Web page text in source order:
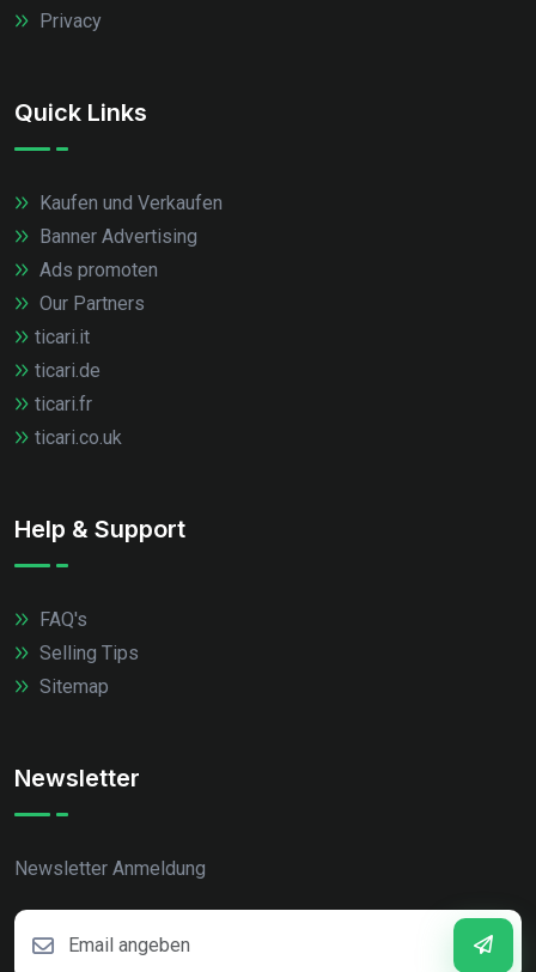
Privacy
Quick Links
Kaufen und Verkaufen
Banner Advertising
Ads promoten
Our Partners
ticari.it
ticari.de
ticari.fr
ticari.co.uk
Help & Support
FAQ's
Selling Tips
Sitemap
Newsletter
Newsletter Anmeldung